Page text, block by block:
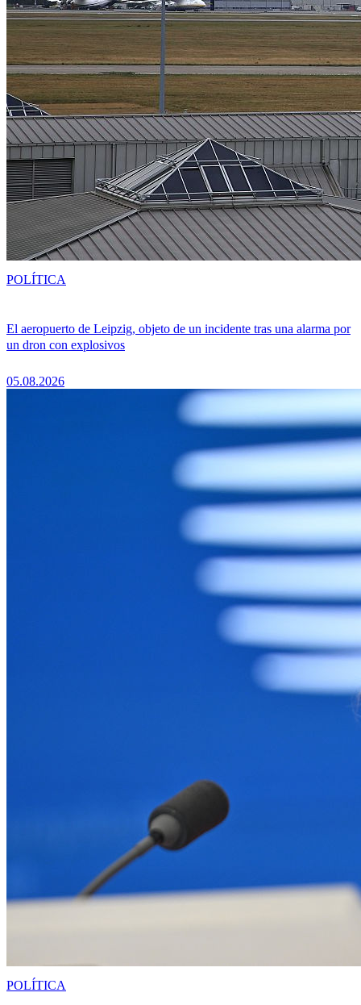
El aeropuerto de Leipzig, objeto de un incidente tras una alarma por
un dron con explosivos
05.08.2026
POLÍTICA
POLÍTICA